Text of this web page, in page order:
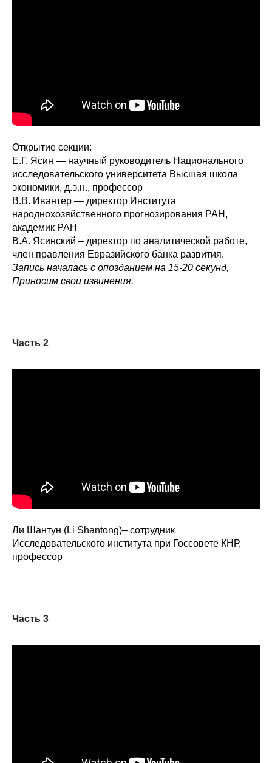
Открытие секции:
Е.Г. Ясин — научный руководитель Национального
исследовательского университета Высшая школа
экономики, д.э.н., профессор
В.В. Ивантер — директор Института
народнохозяйственного прогнозирования РАН,
академик РАН
В.А. Ясинский – директор по аналитической работе,
член правления Евразийского банка развития.
Запись началась с опозданием на 15-20 секунд,
Приносим свои извинения.
Часть 2
Ли Шантун (Li Shantong)– сотрудник
Исследовательского института при Госсовете КНР,
профессор
Часть 3